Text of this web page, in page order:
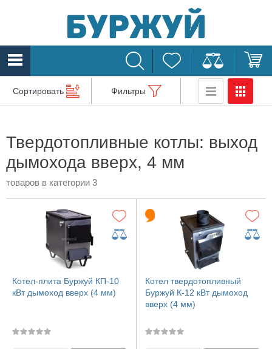
Сортировать Фильтры
Твердотопливные котлы: выход
дымохода вверх, 4 мм
товаров в категории 3
Котел-плита Буржуй КП-10
кВт дымоход вверх (4 мм)
Котел твердотопливный
Буржуй К-12 кВт дымоход
вверх (4 мм)